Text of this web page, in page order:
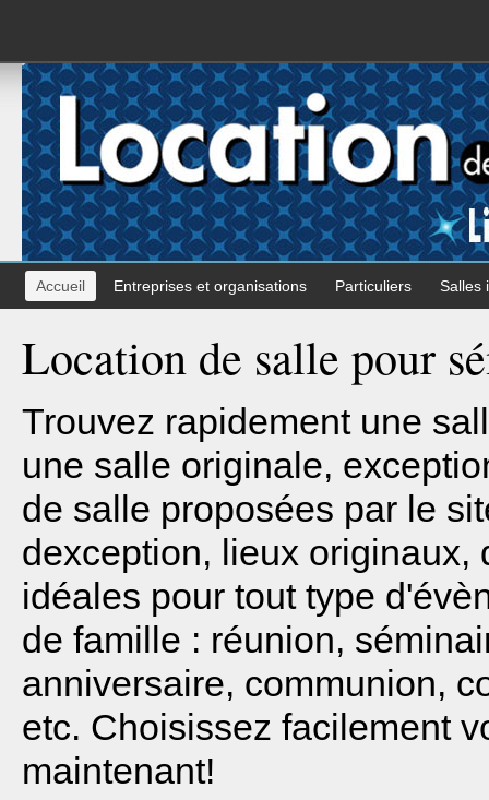
Accueil Entreprises et organisations Particuliers Salles
Location de salle pour
Trouvez rapidement une
une salle originale,
de salle proposées par le
dexception, lieux
idéales pour tout type
de famille : réunion,
anniversaire, communion,
etc. Choisissez facilement
maintenant!